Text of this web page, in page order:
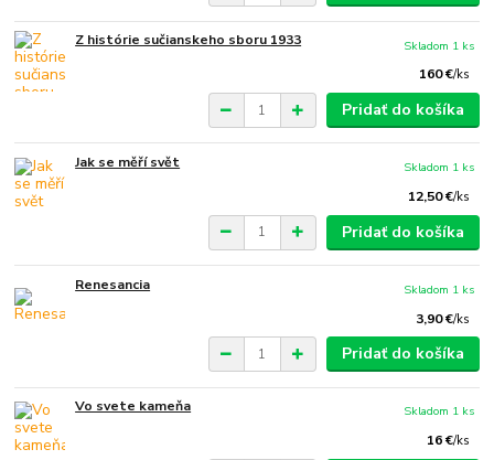
Z histórie sučianskeho sboru 1933
160 €/ks
Skladom 1 ks
Pridať do košíka
Jak se měří svět
12,50 €/ks
Skladom 1 ks
Pridať do košíka
Renesancia
3,90 €/ks
Skladom 1 ks
Pridať do košíka
Vo svete kameňa
16 €/ks
Skladom 1 ks